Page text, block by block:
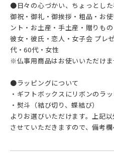
●日々の心づかい、ちょっとし
御祝・御礼・御挨拶・粗品・お
ント・お土産・手土産・贈りも
彼女・彼氏・恋人・女子会 プレ
代・60代・女性
※仏事用商品はお使いいただけま
●ラッピングについて
・ギフトボックスにリボンのラ
・熨斗（結び切り、蝶結び）
よりお選びいただけます。上記
させていただきますので、備考欄